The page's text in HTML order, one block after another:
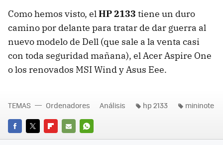
Como hemos visto, elHP 2133 tiene un duro
camino por delante para tratar de dar guerra al
nuevo modelo de Dell (que sale a la venta casi
con toda seguridad mañana), el Acer Aspire One
o los renovados MSI Wind y Asus Eee.
FACEBOOK
TWITTERFLIPBOARD
E-
WHATSAPP
TEMAS Ordenadores Análisis hp 2133 mininote